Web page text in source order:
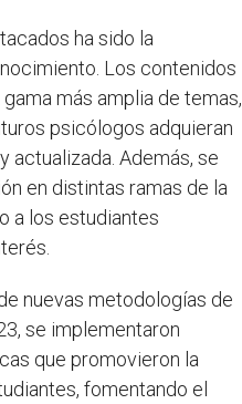
ha sido la
Los contenidos
más amplia de temas,
psicólogos adquieran
actualizada. Además, se
en distintas ramas de la
a los estudiantes
nuevas metodologías de
se implementaron
que promovieron la
fomentando el